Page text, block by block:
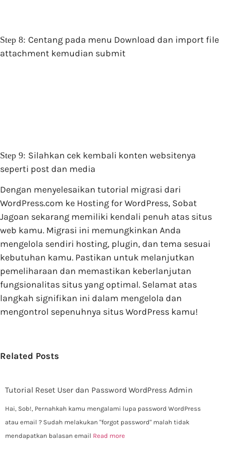
Step 8: Centang pada menu Download dan import file
attachment kemudian submit
Step 9: Silahkan cek kembali konten websitenya
seperti post dan media
Dengan menyelesaikan tutorial migrasi dari
WordPress.com ke Hosting for WordPress, Sobat
Jagoan sekarang memiliki kendali penuh atas situs
web kamu. Migrasi ini memungkinkan Anda
mengelola sendiri hosting, plugin, dan tema sesuai
kebutuhan kamu. Pastikan untuk melanjutkan
pemeliharaan dan memastikan keberlanjutan
fungsionalitas situs yang optimal. Selamat atas
langkah signifikan ini dalam mengelola dan
mengontrol sepenuhnya situs WordPress kamu!
Related Posts
Tutorial Reset User dan Password WordPress Admin
Hai, Sob!, Pernahkah kamu mengalami lupa password WordPress
atau email ? Sudah melakukan "forgot password" malah tidak
mendapatkan balasan email Read more